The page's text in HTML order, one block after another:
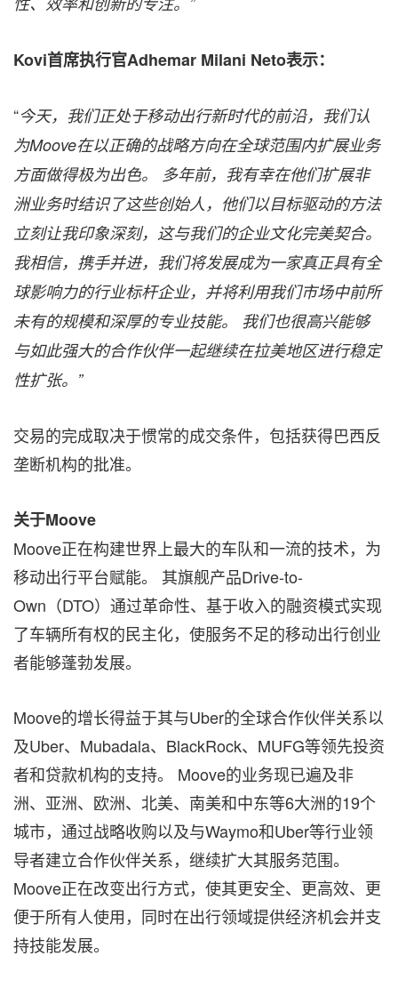
Kovi首席执行官Adhemar Milani Neto表示：
“今天，我们正处于移动出行新时代的前沿，我们认
为Moove在以正确的战略方向在全球范围内扩展业务
方面做得极为出色。 多年前，我有幸在他们扩展非
洲业务时结识了这些创始人，他们以目标驱动的方法
立刻让我印象深刻，这与我们的企业文化完美契合。
我相信，携手并进，我们将发展成为一家真正具有全
球影响力的行业标杆企业，并将利用我们市场中前所
未有的规模和深厚的专业技能。 我们也很高兴能够
与如此强大的合作伙伴一起继续在拉美地区进行稳定
性扩张。”
交易的完成取决于惯常的成交条件，包括获得巴西反
垄断机构的批准。
关于Moove
Moove正在构建世界上最大的车队和一流的技术，为
移动出行平台赋能。 其旗舰产品Drive-to-
Own（DTO）通过革命性、基于收入的融资模式实现
了车辆所有权的民主化，使服务不足的移动出行创业
者能够蓬勃发展。
Moove的增长得益于其与Uber的全球合作伙伴关系以
及Uber、Mubadala、BlackRock、MUFG等领先投资
者和贷款机构的支持。 Moove的业务现已遍及非
洲、亚洲、欧洲、北美、南美和中东等6大洲的19个
城市，通过战略收购以及与Waymo和Uber等行业领
导者建立合作伙伴关系，继续扩大其服务范围。
Moove正在改变出行方式，使其更安全、更高效、更
便于所有人使用，同时在出行领域提供经济机会并支
持技能发展。